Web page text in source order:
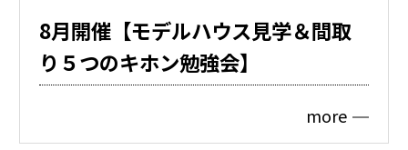
8月開催【モデルハウス見学＆間取
り５つのキホン勉強会】
more